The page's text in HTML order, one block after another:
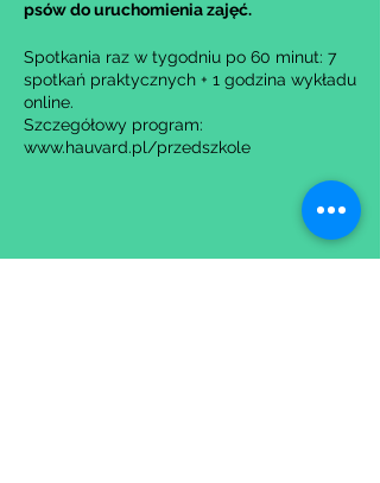
psów do uruchomienia zajęć.
Spotkania raz w tygodniu po 60 minut: 7
spotkań praktycznych + 1 godzina wykładu
online.
Szczegółowy program:
www.hauvard.pl/przedszkole
Trener prowadzący: Bartek Kozlowski